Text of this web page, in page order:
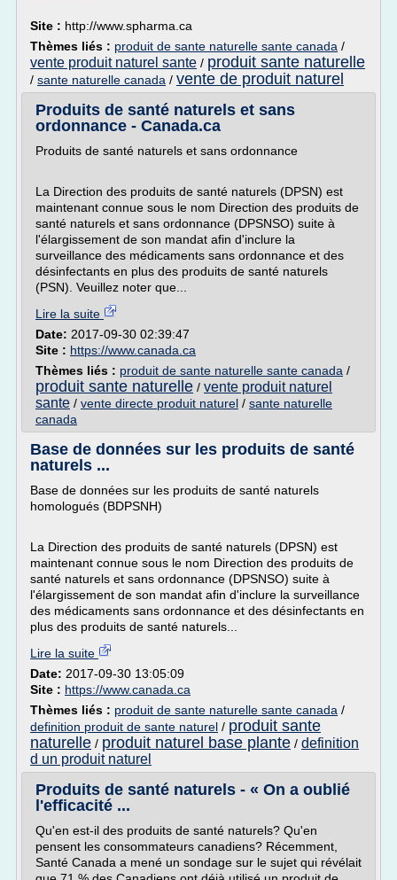
Site : http://www.spharma.ca
Thèmes liés : produit de sante naturelle sante canada /
vente produit naturel sante / produit sante naturelle
/ sante naturelle canada / vente de produit naturel
Produits de santé naturels et sans
ordonnance - Canada.ca
Produits de santé naturels et sans ordonnance
La Direction des produits de santé naturels (DPSN) est
maintenant connue sous le nom Direction des produits de
santé naturels et sans ordonnance (DPSNSO) suite à
l'élargissement de son mandat afin d'inclure la
surveillance des médicaments sans ordonnance et des
désinfectants en plus des produits de santé naturels
(PSN). Veuillez noter que...
Lire la suite
Date: 2017-09-30 02:39:47
Site : https://www.canada.ca
Thèmes liés : produit de sante naturelle sante canada /
produit sante naturelle / vente produit naturel
sante / vente directe produit naturel / sante naturelle
canada
Base de données sur les produits de santé
naturels ...
Base de données sur les produits de santé naturels
homologués (BDPSNH)
La Direction des produits de santé naturels (DPSN) est
maintenant connue sous le nom Direction des produits de
santé naturels et sans ordonnance (DPSNSO) suite à
l'élargissement de son mandat afin d'inclure la surveillance
des médicaments sans ordonnance et des désinfectants en
plus des produits de santé naturels...
Lire la suite
Date: 2017-09-30 13:05:09
Site : https://www.canada.ca
Thèmes liés : produit de sante naturelle sante canada /
definition produit de sante naturel / produit sante
naturelle / produit naturel base plante / definition
d un produit naturel
Produits de santé naturels - « On a oublié
l'efficacité ...
Qu'en est-il des produits de santé naturels? Qu'en
pensent les consommateurs canadiens? Récemment,
Santé Canada a mené un sondage sur le sujet qui révélait